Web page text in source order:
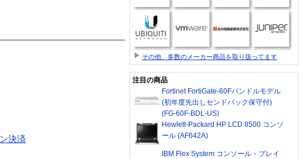
決済
その他、多数のメーカー商品を取り扱ってます
注目の商品
Fortinet FortiGate-60Fバンドルモデル
(初年度先出しセンドバック保守付)
(FG-60F-BDL-US)
Hewlett-Packard HP LCD 8500 コンソ
ール (AF642A)
IBM Flex System コンソール・ブレイ